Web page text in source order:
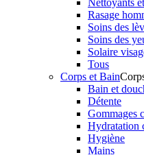
Rasage
Soins des
Soins des
Solaire
Tous
Corps et Bain
Bain et
Détente
Gommages
Hydratation
Hygiène
Mains